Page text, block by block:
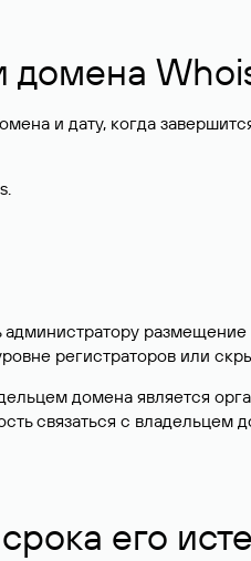
домена
и дату, когда
регистраторов или
домена является
связаться с
его